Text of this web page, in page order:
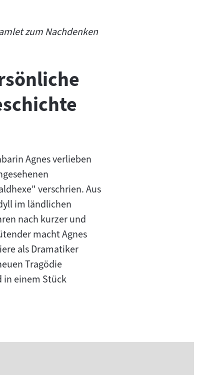
zum Nachdenken
Agnes verlieben
verschrien. Aus
im ländlichen
nach kurzer und
macht Agnes
als Dramatiker
Tragödie
in einem Stück